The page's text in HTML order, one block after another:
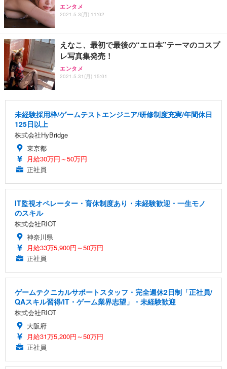
エンタメ
2021.5.3(月) 11:02
えなこ、最初で最後の“エロ本”テーマのコスプ
レ写真集発売！
エンタメ
2021.5.31(月) 15:01
未経験採用枠/ゲームテストエンジニア/研修制度充実/年間休日
125日以上
株式会社HyBridge
東京都
月給30万円～50万円
正社員
IT監視オペレーター・育休制度あり・未経験歓迎・一生モノ
のスキル
株式会社RIOT
神奈川県
月給33万5,900円～50万円
正社員
ゲームテクニカルサポートスタッフ・完全週休2日制「正社員/
QAスキル習得/IT・ゲーム業界志望」・未経験歓迎
株式会社RIOT
大阪府
月給31万5,200円～50万円
正社員